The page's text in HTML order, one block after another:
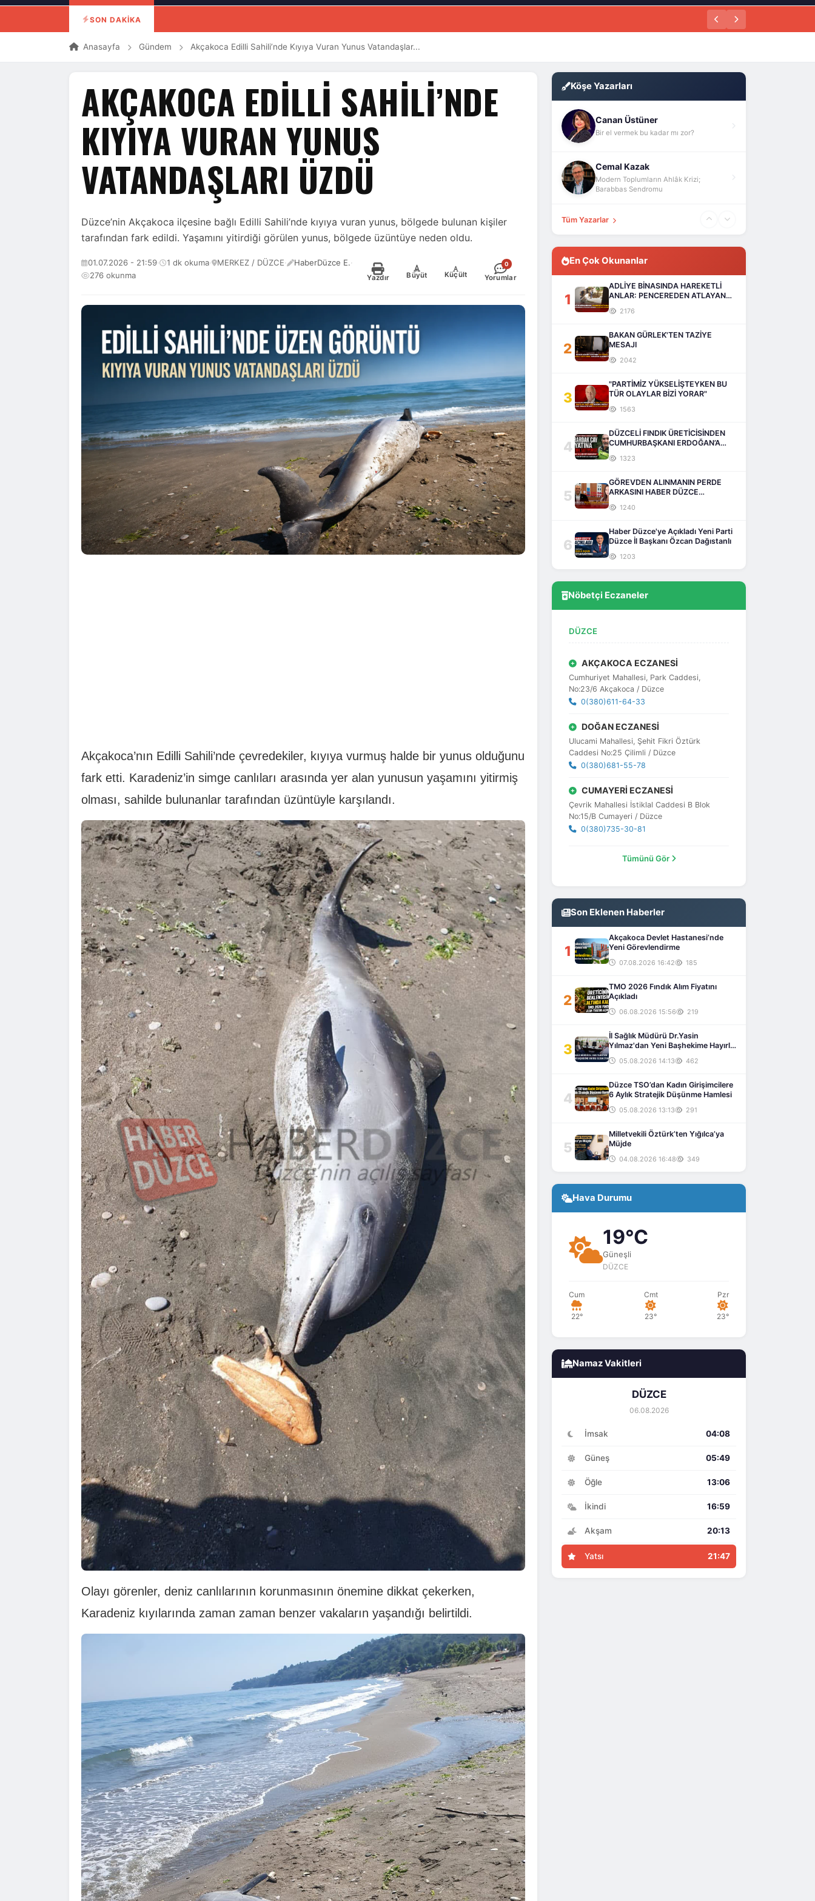
SON DAKİKA
Anasayfa Gündem Akçakoca Edilli Sahili’nde Kıyıya Vuran Yunus Vatandaşlar...
AKÇAKOCA EDILLI SAHILI’NDE
KIYIYA VURAN YUNUS
VATANDAŞLARI ÜZDÜ
Düzce’nin Akçakoca ilçesine bağlı Edilli Sahili’nde kıyıya vuran yunus, bölgede bulunan kişiler
tarafından fark edildi. Yaşamını yitirdiği görülen yunus, bölgede üzüntüye neden oldu.
01.07.2026 - 21:59· 1 dk okuma· MERKEZ / DÜZCE· HaberDüzce E.·
276 okunma
Yazdır
+
Büyüt
-
Küçült
0
Yorumlar
Akçakoca’nın Edilli Sahili’nde çevredekiler, kıyıya vurmuş halde bir yunus olduğunu
fark etti. Karadeniz’in simge canlıları arasında yer alan yunusun yaşamını yitirmiş
olması, sahilde bulunanlar tarafından üzüntüyle karşılandı.
Olayı görenler, deniz canlılarının korunmasının önemine dikkat çekerken,
Karadeniz kıyılarında zaman zaman benzer vakaların yaşandığı belirtildi.
Köşe Yazarları
Canan Üstüner
Bir el vermek bu kadar mı zor?
Cemal Kazak
Modern Toplumların Ahlâk Krizi;
Barabbas Sendromu
Tüm Yazarlar
En Çok Okunanlar
1
ADLİYE BİNASINDA HAREKETLİ
ANLAR: PENCEREDEN ATLAYAN
2176
2
BAKAN GÜRLEK'TEN TAZİYE
MESAJI
2042
3
"PARTİMİZ YÜKSELİŞTEYKEN BU
TÜR OLAYLAR BİZİ YORAR"
1563
4
DÜZCELİ FINDIK ÜRETİCİSİNDEN
CUMHURBAŞKANI ERDOĞAN’A
1323
5
GÖREVDEN ALINMANIN PERDE
ARKASINI HABER DÜZCE
1240
6
Haber Düzce'ye Açıkladı Yeni Parti
Düzce İl Başkanı Özcan Dağıstanlı
1203
Nöbetçi Eczaneler
DÜZCE
AKÇAKOCA ECZANESİ
Cumhuriyet Mahallesi, Park Caddesi,
No:23/6 Akçakoca / Düzce
0(380)611-64-33
DOĞAN ECZANESİ
Ulucami Mahallesi, Şehit Fikri Öztürk
Caddesi No:25 Çilimli / Düzce
0(380)681-55-78
CUMAYERİ ECZANESİ
Çevrik Mahallesi İstiklal Caddesi B Blok
No:15/B Cumayeri / Düzce
0(380)735-30-81
Tümünü Gör
Son Eklenen Haberler
1
Akçakoca Devlet Hastanesi’nde
Yeni Görevlendirme
07.08.2026 16:42 185
2
TMO 2026 Fındık Alım Fiyatını
Açıkladı
06.08.2026 15:56 219
3
İl Sağlık Müdürü Dr.Yasin
Yılmaz'dan Yeni Başhekime Hayırlı
Olsun Ziyareti
05.08.2026 14:13 462
4
Düzce TSO’dan Kadın Girişimcilere
6 Aylık Stratejik Düşünme Hamlesi
05.08.2026 13:13 291
5
Milletvekili Öztürk’ten Yığılca’ya
Müjde
04.08.2026 16:48 349
Hava Durumu
19°C
Güneşli
DÜZCE
Cum
22°
Cmt
23°
Pzr
23°
Namaz Vakitleri
DÜZCE
06.08.2026
İmsak 04:08
Güneş 05:49
Öğle 13:06
İkindi 16:59
Akşam 20:13
Yatsı 21:47